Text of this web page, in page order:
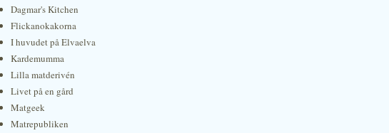
Dagmar's Kitchen
Flickanokakorna
I huvudet på Elvaelva
Kardemumma
Lilla matderivén
Livet på en gård
Matgeek
Matrepubliken